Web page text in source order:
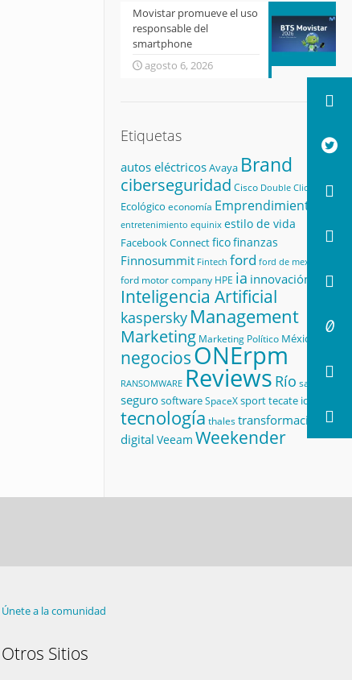
Movistar promueve el uso
responsable del
smartphone
agosto 6, 2026
Etiquetas
autos eléctricosAvaya Brand
ciberseguridad Cisco Double Click
Ecológico economía Emprendimiento
entretenimiento equinix estilo de vida
Facebook Connectficofinanzas
Finnosummit Fintech ford ford de mexico
ford motor company HPE ia innovación
Inteligencia Artificial
kaspersky Management
Marketing Marketing Político México
negociosONErpm
RANSOMWARE Reviews Río salud
segurosoftwareSpaceXsporttecate id
tecnología thalestransformación
digital Veeam Weekender
Únete a la comunidad
Otros Sitios